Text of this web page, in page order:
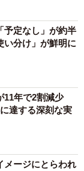
予定なし」が約半
分け」が鮮明に
11年で2割減少
達する深刻な実
メージにとらわれ